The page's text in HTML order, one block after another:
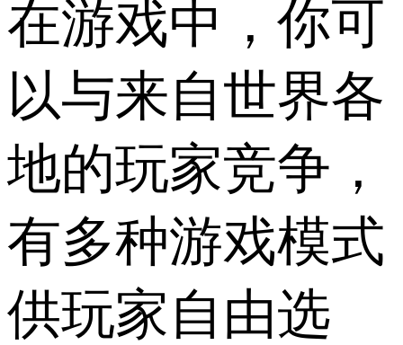
在游戏中，你可
以与来自世界各
地的玩家竞争，
有多种游戏模式
供玩家自由选